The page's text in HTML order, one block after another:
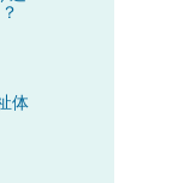
体